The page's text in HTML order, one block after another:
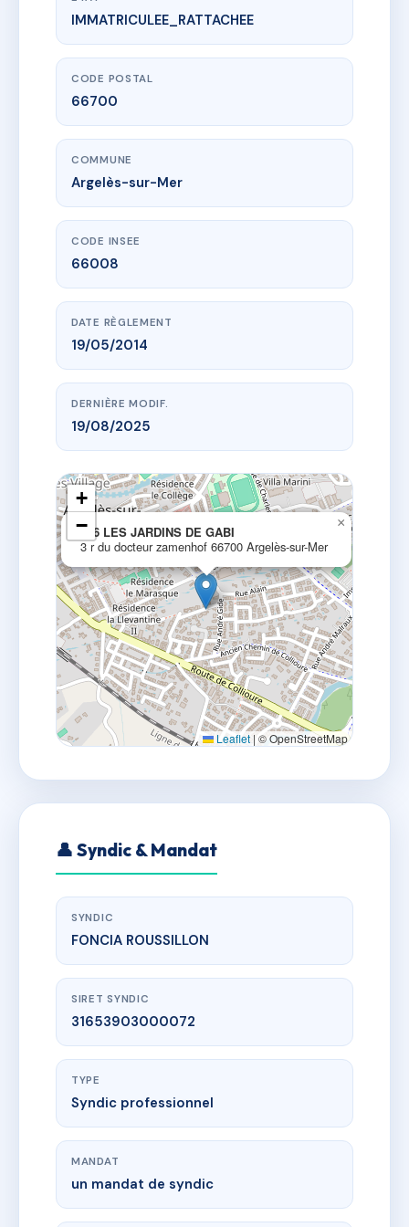
www.vme.plus/AC6397814
256 LES JARDINS DE GABI
3 r du docteur zamenhof
IMMATRICULEE_RATTACHEE
CODE POSTAL
66700
COMMUNE
Argelès-sur-Mer
CODE INSEE
66008
DATE RÈGLEMENT
19/05/2014
DERNIÈRE MODIF.
19/08/2025
256 LES JARDINS DE GABI
3 r du docteur zamenhof 66700 Argelès-sur-Mer
×
+
−
Leaflet | © OpenStreetMap
👤 Syndic & Mandat
SYNDIC
FONCIA ROUSSILLON
SIRET SYNDIC
31653903000072
TYPE
Syndic professionnel
MANDAT
un mandat de syndic